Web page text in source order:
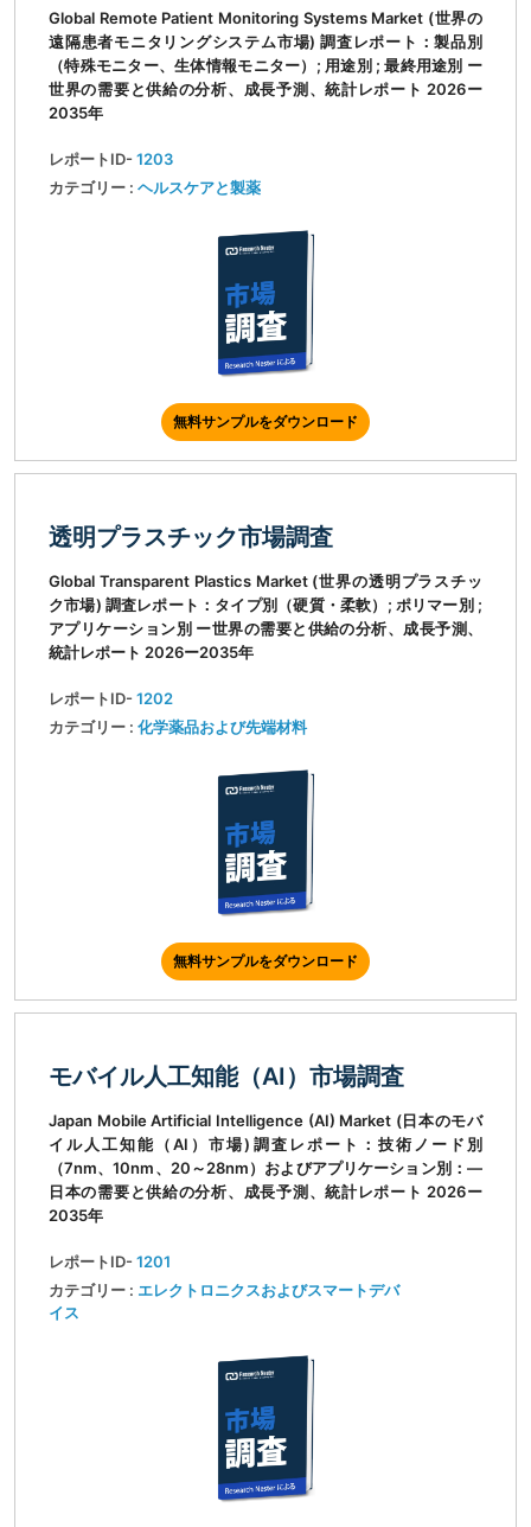
Global Remote Patient Monitoring Systems Market (世界の
遠隔患者モニタリングシステム市場) 調査レポート：製品別
（特殊モニター、生体情報モニター）; 用途別 ; 最終用途別 ー
世界の需要と供給の分析、成長予測、統計レポート 2026ー
2035年
レポートID-1203
カテゴリー : ヘルスケアと製薬
無料サンプルをダウンロード
透明プラスチック市場調査
Global Transparent Plastics Market (世界の透明プラスチッ
ク市場) 調査レポート：タイプ別（硬質・柔軟）; ポリマー別 ;
アプリケーション別 ー世界の需要と供給の分析、成長予測、
統計レポート 2026ー2035年
レポートID-1202
カテゴリー : 化学薬品および先端材料
無料サンプルをダウンロード
モバイル人工知能（AI）市場調査
Japan Mobile Artificial Intelligence (AI) Market (日本のモバ
イル人工知能（AI）市場)調査レポート：技術ノード別
（7nm、10nm、20～28nm）およびアプリケーション別：―
日本の需要と供給の分析、成長予測、統計レポート 2026ー
2035年
レポートID-1201
カテゴリー : エレクトロニクスおよびスマートデバ
イス